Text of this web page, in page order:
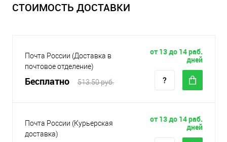
СТОИМОСТЬ ДОСТАВКИ
Почта России (Доставка в
почтовое отделение)
Бесплатно 513.50 руб.
от 13 до 14 раб.
дней
Почта России (Курьерская
доставка)
от 13 до 14 раб.
дней